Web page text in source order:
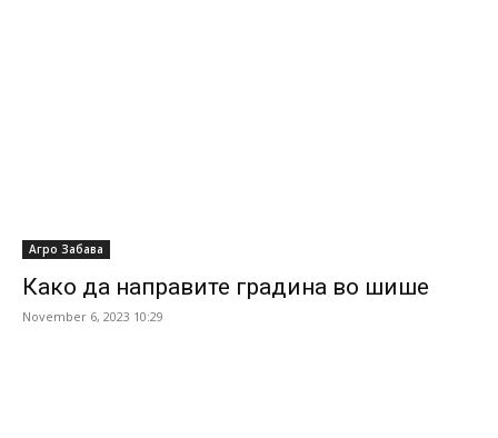
Агро Забава
Како да направите градина во шише
November 6, 2023 10:29